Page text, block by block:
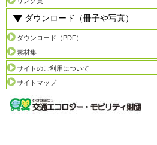
ダウンロード（冊子や写真）
ダウンロード（PDF）
素材集
サイトのご利用について
サイトマップ